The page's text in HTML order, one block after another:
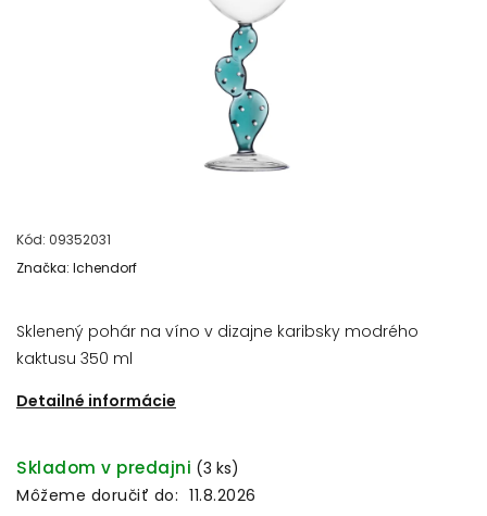
Kód: 09352031
Sklenený pohár na víno v dizajne karibsky modrého
kaktusu 350 ml
Detailné informácie
Značka: Ichendorf
Skladom v predajni (3 ks)
Môžeme doručiť do: 11.8.2026